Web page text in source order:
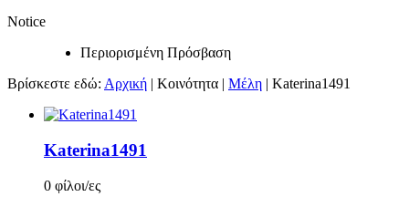
Notice
Περιορισμένη Πρόσβαση
Βρίσκεστε εδώ: Αρχική | Κοινότητα | Μέλη | Katerina1491
Katerina1491
0 φίλοι/ες